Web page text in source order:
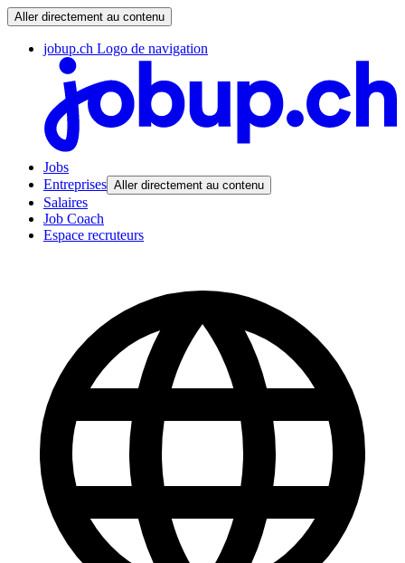
Aller directement au contenu
jobup.ch Logo de navigation
Jobs
Entreprises Aller directement au contenu
Salaires
Job Coach
Espace recruteurs